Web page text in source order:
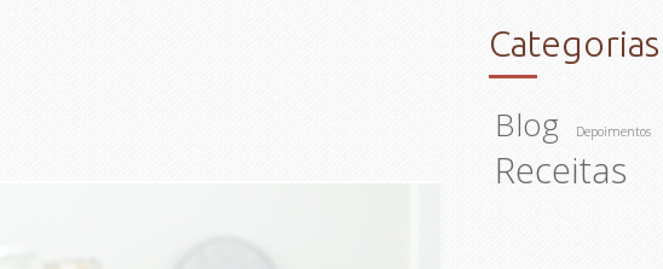
Categorias
Blog Depoimentos
Receitas